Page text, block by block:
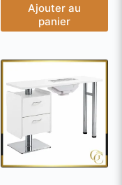
Ajouter au
panier